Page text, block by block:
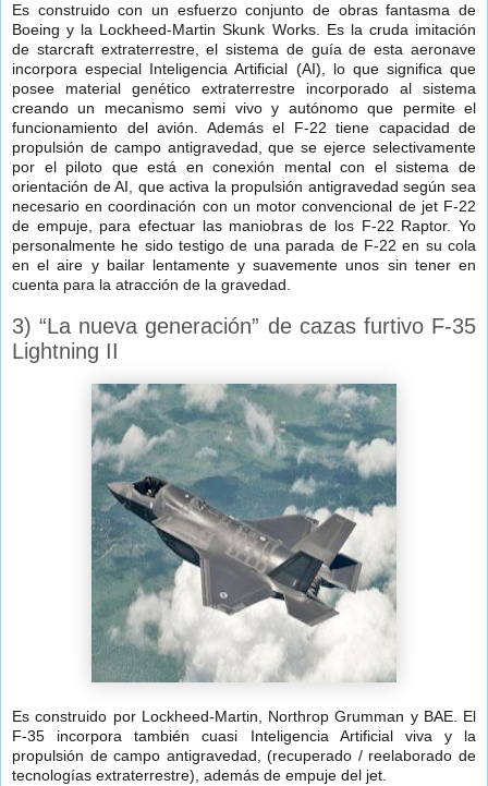
Es construido con un esfuerzo conjunto de obras fantasma de
Boeing y la Lockheed-Martin Skunk Works. Es la cruda imitación
de starcraft extraterrestre, el sistema de guía de esta aeronave
incorpora especial Inteligencia Artificial (AI), lo que significa que
posee material genético extraterrestre incorporado al sistema
creando un mecanismo semi vivo y autónomo que permite el
funcionamiento del avión. Además el F-22 tiene capacidad de
propulsión de campo antigravedad, que se ejerce selectivamente
por el piloto que está en conexión mental con el sistema de
orientación de AI, que activa la propulsión antigravedad según sea
necesario en coordinación con un motor convencional de jet F-22
de empuje, para efectuar las maniobras de los F-22 Raptor. Yo
personalmente he sido testigo de una parada de F-22 en su cola
en el aire y bailar lentamente y suavemente unos sin tener en
cuenta para la atracción de la gravedad.
3) “La nueva generación” de cazas furtivo F-35
Lightning II
Es construido por Lockheed-Martin, Northrop Grumman y BAE. El
F-35 incorpora también cuasi Inteligencia Artificial viva y la
propulsión de campo antigravedad, (recuperado / reelaborado de
tecnologías extraterrestre), además de empuje del jet.